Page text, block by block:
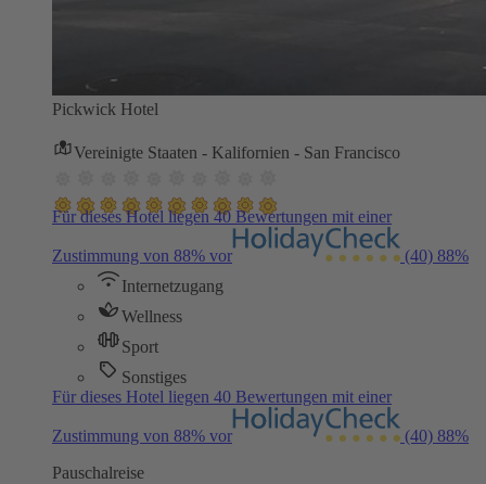
Pickwick Hotel
Vereinigte Staaten - Kalifornien - San Francisco
Für dieses Hotel liegen 40 Bewertungen mit einer
Zustimmung von 88% vor (40) 88%
Internetzugang
Wellness
Sport
Sonstiges
Für dieses Hotel liegen 40 Bewertungen mit einer
Zustimmung von 88% vor (40) 88%
Pauschalreise